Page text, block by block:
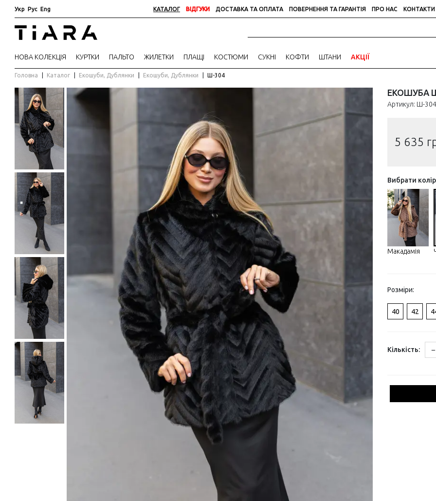
Укр Рус Eng КАТАЛОГ ВІДГУКИ ДОСТАВКА ТА ОПЛАТА ПОВЕРНЕННЯ ТА ГАРАНТІЯ ПРО НАС КОНТАКТИ
НОВА КОЛЕКЦІЯ КУРТКИ ПАЛЬТО ЖИЛЕТКИ ПЛАЩІ КОСТЮМИ СУКНІ КОФТИ ШТАНИ АКЦІЇ
Головна Каталог Екошуби, Дублянки Екошуби, Дублянки Ш-304
ЕКОШУБА
Артикул: Ш-
5 635
Вибрати колір
Макадамія
Розміри:
40 42
Кількість: −